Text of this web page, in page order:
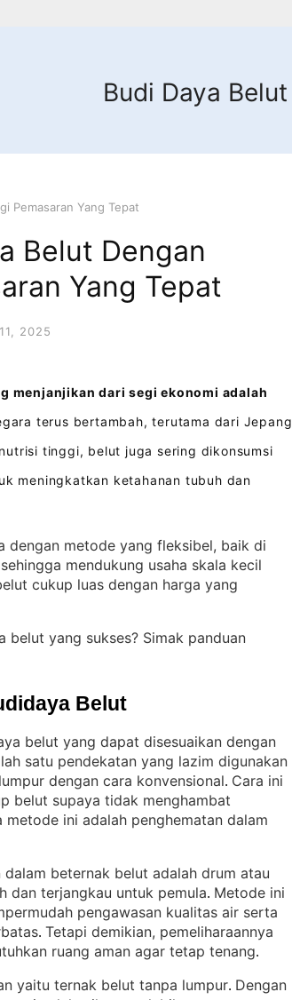
Budi Daya Belut
Pemasaran Yang Tepat
Belut Dengan
Yang Tepat
2025
menjanjikan dari segi ekonomi adalah
terus bertambah, terutama dari Jepang
tinggi, belut juga sering dikonsumsi
meningkatkan ketahanan tubuh dan
dengan metode yang fleksibel, baik di
mendukung usaha skala kecil
cukup luas dengan harga yang
belut yang sukses? Simak panduan
Belut
belut yang dapat disesuaikan dengan
satu pendekatan yang lazim digunakan
dengan cara konvensional. Cara ini
belut supaya tidak menghambat
metode ini adalah penghematan dalam
beternak belut adalah drum atau
dan terjangkau untuk pemula. Metode ini
pengawasan kualitas air serta
. Tetapi demikian, pemeliharaannya
ruang aman agar tetap tenang.
yaitu ternak belut tanpa lumpur. Dengan